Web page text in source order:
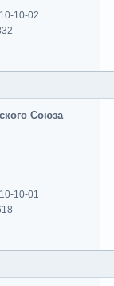
10-02
Союза
10-01